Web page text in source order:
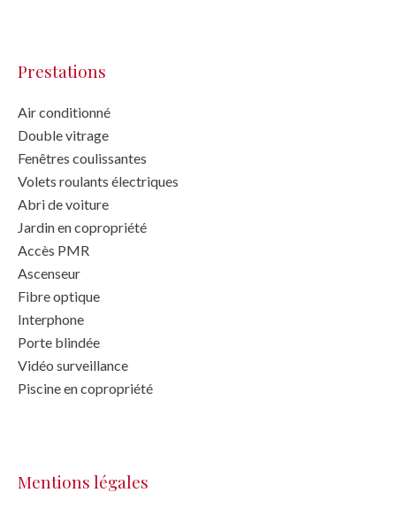
Prestations
Air conditionné
Double vitrage
Fenêtres coulissantes
Volets roulants électriques
Abri de voiture
Jardin en copropriété
Accès PMR
Ascenseur
Fibre optique
Interphone
Porte blindée
Vidéo surveillance
Piscine en copropriété
Mentions légales